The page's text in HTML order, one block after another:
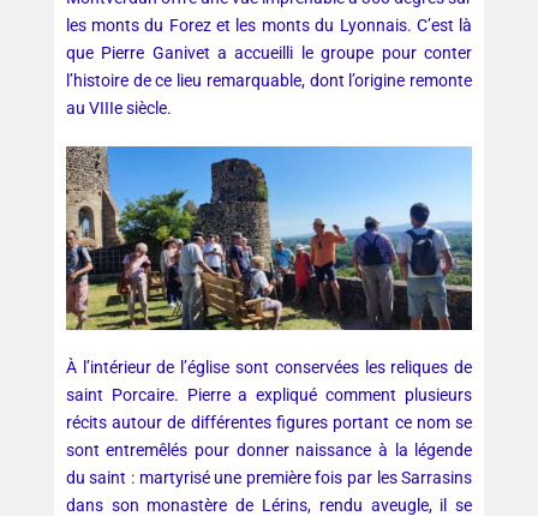
les monts du Forez et les monts du Lyonnais. C’est là
que Pierre Ganivet a accueilli le groupe pour conter
l’histoire de ce lieu remarquable, dont l’origine remonte
au VIIIe siècle.
À l’intérieur de l’église sont conservées les reliques de
saint Porcaire. Pierre a expliqué comment plusieurs
récits autour de différentes figures portant ce nom se
sont entremêlés pour donner naissance à la légende
du saint : martyrisé une première fois par les Sarrasins
dans son monastère de Lérins, rendu aveugle, il se